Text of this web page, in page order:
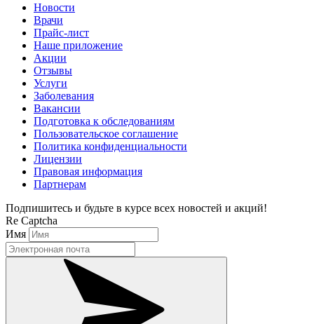
Новости
Врачи
Прайс-лист
Наше приложение
Акции
Отзывы
Услуги
Заболевания
Вакансии
Подготовка к обследованиям
Пользовательское соглашение
Политика конфиденциальности
Лицензии
Правовая информация
Партнерам
Подпишитесь и будьте в курсе всех новостей и акций!
Re Captcha
Имя